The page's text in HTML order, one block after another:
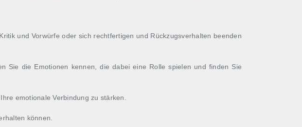
und Vorwürfe oder sich rechtfertigen und Rückzugsverhalten beenden
Sie die Emotionen kennen, die dabei eine Rolle spielen und finden Sie
emotionale Verbindung zu stärken.
können.